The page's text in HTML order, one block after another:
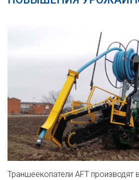
Траншеекопатели AFT производят